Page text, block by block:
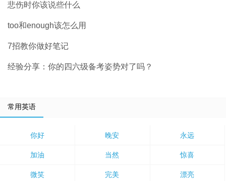
悲伤时你该说些什么
too和enough该怎么用
7招教你做好笔记
经验分享：你的四六级备考姿势对了吗？
常用英语
你好 晚安 永远
加油 当然 惊喜
微笑 完美 漂亮